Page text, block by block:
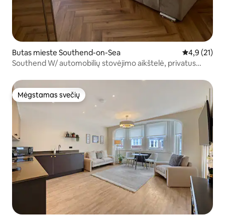
Butas mieste Southend-on-Sea Vidutinis
4,9 (21)
Southend W/ automobilių stovėjimo aikštelė, privatus
Mėgstamas svečių
Mėgstamas svečių